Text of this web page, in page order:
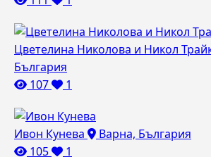
Цветелина Николова и Никол
България
107
1
Ивон Кунева
Варна, България
105
1